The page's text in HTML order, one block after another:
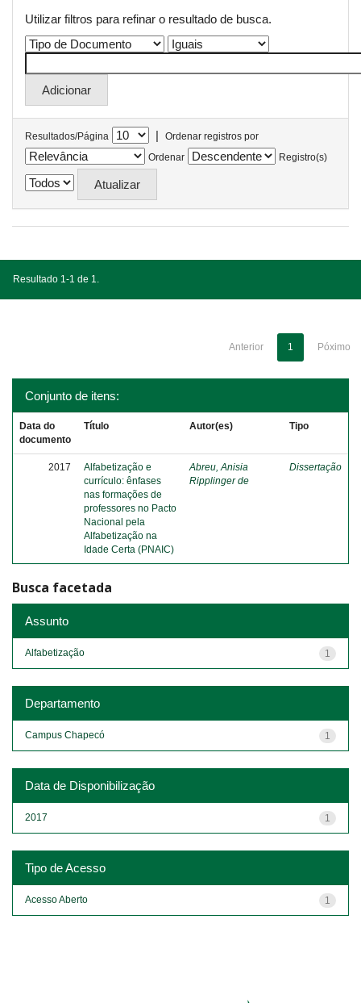
Utilizar filtros para refinar o resultado de busca.
Resultados/Página |
Ordenar registros por
Ordenar
Registro(s)
Resultado 1-1 de 1.
Anterior 1 Póximo
Conjunto de itens:
Data do
documento
Título Autor(es) Tipo
2017
Alfabetização e
currículo: ênfases
nas formações de
professores no Pacto
Nacional pela
Alfabetização na
Idade Certa (PNAIC)
Abreu, Anisia
Ripplinger de
Dissertação
Busca facetada
Assunto
1
Alfabetização
Departamento
1
Campus Chapecó
Data de Disponibilização
1
2017
Tipo de Acesso
1
Acesso Aberto